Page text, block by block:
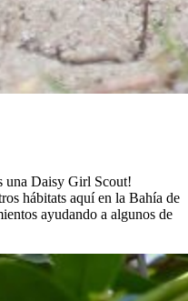
una Daisy Girl Scout!
hábitats aquí en la Bahía de
ayudando a algunos de